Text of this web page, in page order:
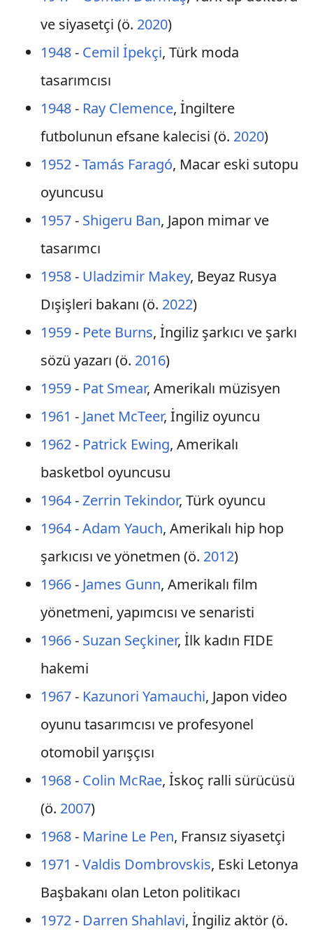
ve siyasetçi (ö. 2020)
1948- Cemil İpekçi, Türk moda
tasarımcısı
1948- Ray Clemence, İngiltere
futbolunun efsane kalecisi (ö. 2020)
1952-Tamás Faragó, Macar eski sutopu
oyuncusu
1957- Shigeru Ban, Japon mimar ve
tasarımcı
1958- Uladzimir Makey, Beyaz Rusya
Dışişleri bakanı (ö. 2022)
1959- Pete Burns, İngiliz şarkıcı ve şarkı
sözü yazarı (ö. 2016)
1959- Pat Smear, Amerikalı müzisyen
1961 - Janet McTeer, İngiliz oyuncu
1962- Patrick Ewing, Amerikalı
basketbol oyuncusu
1964-Zerrin Tekindor, Türk oyuncu
1964-Adam Yauch, Amerikalı hip hop
şarkıcısı ve yönetmen (ö. 2012)
1966- James Gunn, Amerikalı film
yönetmeni, yapımcısı ve senaristi
1966- Suzan Seçkiner, İlk kadın FIDE
hakemi
1967- Kazunori Yamauchi, Japon video
oyunu tasarımcısı ve profesyonel
otomobil yarışçısı
1968- Colin McRae, İskoç ralli sürücüsü
(ö. 2007)
1968- Marine Le Pen, Fransız siyasetçi
1971 -Valdis Dombrovskis, Eski Letonya
Başbakanı olan Leton politikacı
1972- Darren Shahlavi, İngiliz aktör (ö.